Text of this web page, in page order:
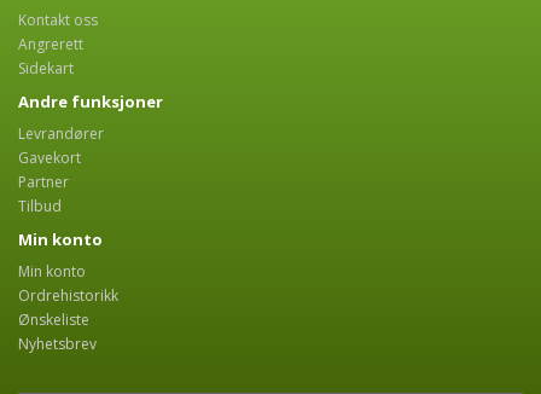
Kontakt oss
Angrerett
Sidekart
Andre funksjoner
Levrandører
Gavekort
Partner
Tilbud
Min konto
Min konto
Ordrehistorikk
Ønskeliste
Nyhetsbrev